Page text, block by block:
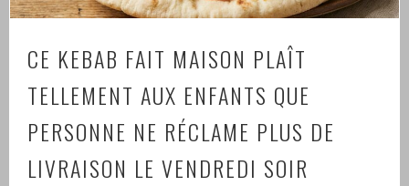
CE KEBAB FAIT MAISON PLAÎT
TELLEMENT AUX ENFANTS QUE
PERSONNE NE RÉCLAME PLUS DE
LIVRAISON LE VENDREDI SOIR